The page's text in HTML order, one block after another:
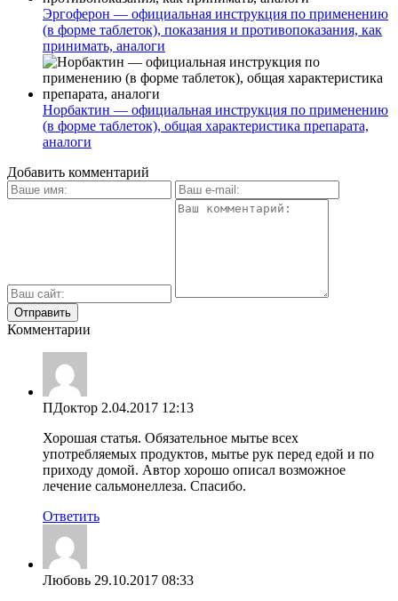
Эргоферон — официальная инструкция по применению
(в форме таблеток), показания и противопоказания, как
принимать, аналоги
Норбактин — официальная инструкция по применению
(в форме таблеток), общая характеристика препарата,
аналоги
Добавить комментарий
Комментарии
ПДоктор 2.04.2017 12:13
Хорошая статья. Обязательное мытье всех
употребляемых продуктов, мытье рук перед едой и по
приходу домой. Автор хорошо описал возможное
лечение сальмонеллеза. Спасибо.
Ответить
Любовь 29.10.2017 08:33